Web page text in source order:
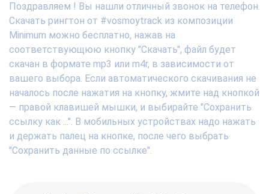
Поздравляем ! Вы нашли отличный звонок на телефон.
Скачать рингтон от #vosmoytrack из композиции
Minimum можно бесплатно, нажав на
соответствующюю кнопку "Скачать", файл будет
скачан в формате mp3 или m4r, в зависимости от
вашего выбора. Если автоматического скачивания не
началось после нажатия на кнопку, жмите над кнопкой
— правой клавишей мышки, и выбирайте "Сохранить
ссылку как ...". В мобильных устройствах надо нажать
и держать палец на кнопке, после чего выбрать
"Сохранить данные по ссылке".